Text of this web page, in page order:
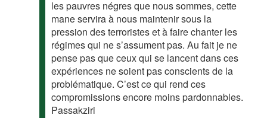
les pauvres négres que nous sommes, cette
mane servira à nous maintenir sous la
pression des terroristes et à faire chanter les
régimes qui ne s’assument pas. Au fait je ne
pense pas que ceux qui se lancent dans ces
expériences ne soient pas conscients de la
problématique. C’est ce qui rend ces
compromissions encore moins pardonnables.
Passakziri